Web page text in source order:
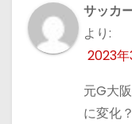
サッカ
より:
2023年
元G大
に変化